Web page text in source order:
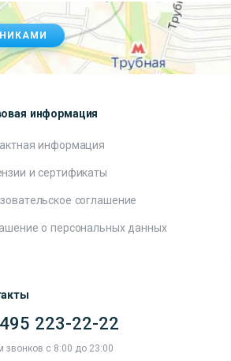
информация
информация
и сертификаты
соглашение
о персональных данных
223-22-22
звонков с 8:00 до 23:00